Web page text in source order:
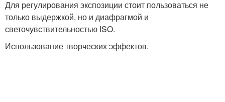
Для регулирования экспозиции стоит пользоваться не
только выдержкой, но и диафрагмой и
светочувствительностью ISO.
Использование творческих эффектов.